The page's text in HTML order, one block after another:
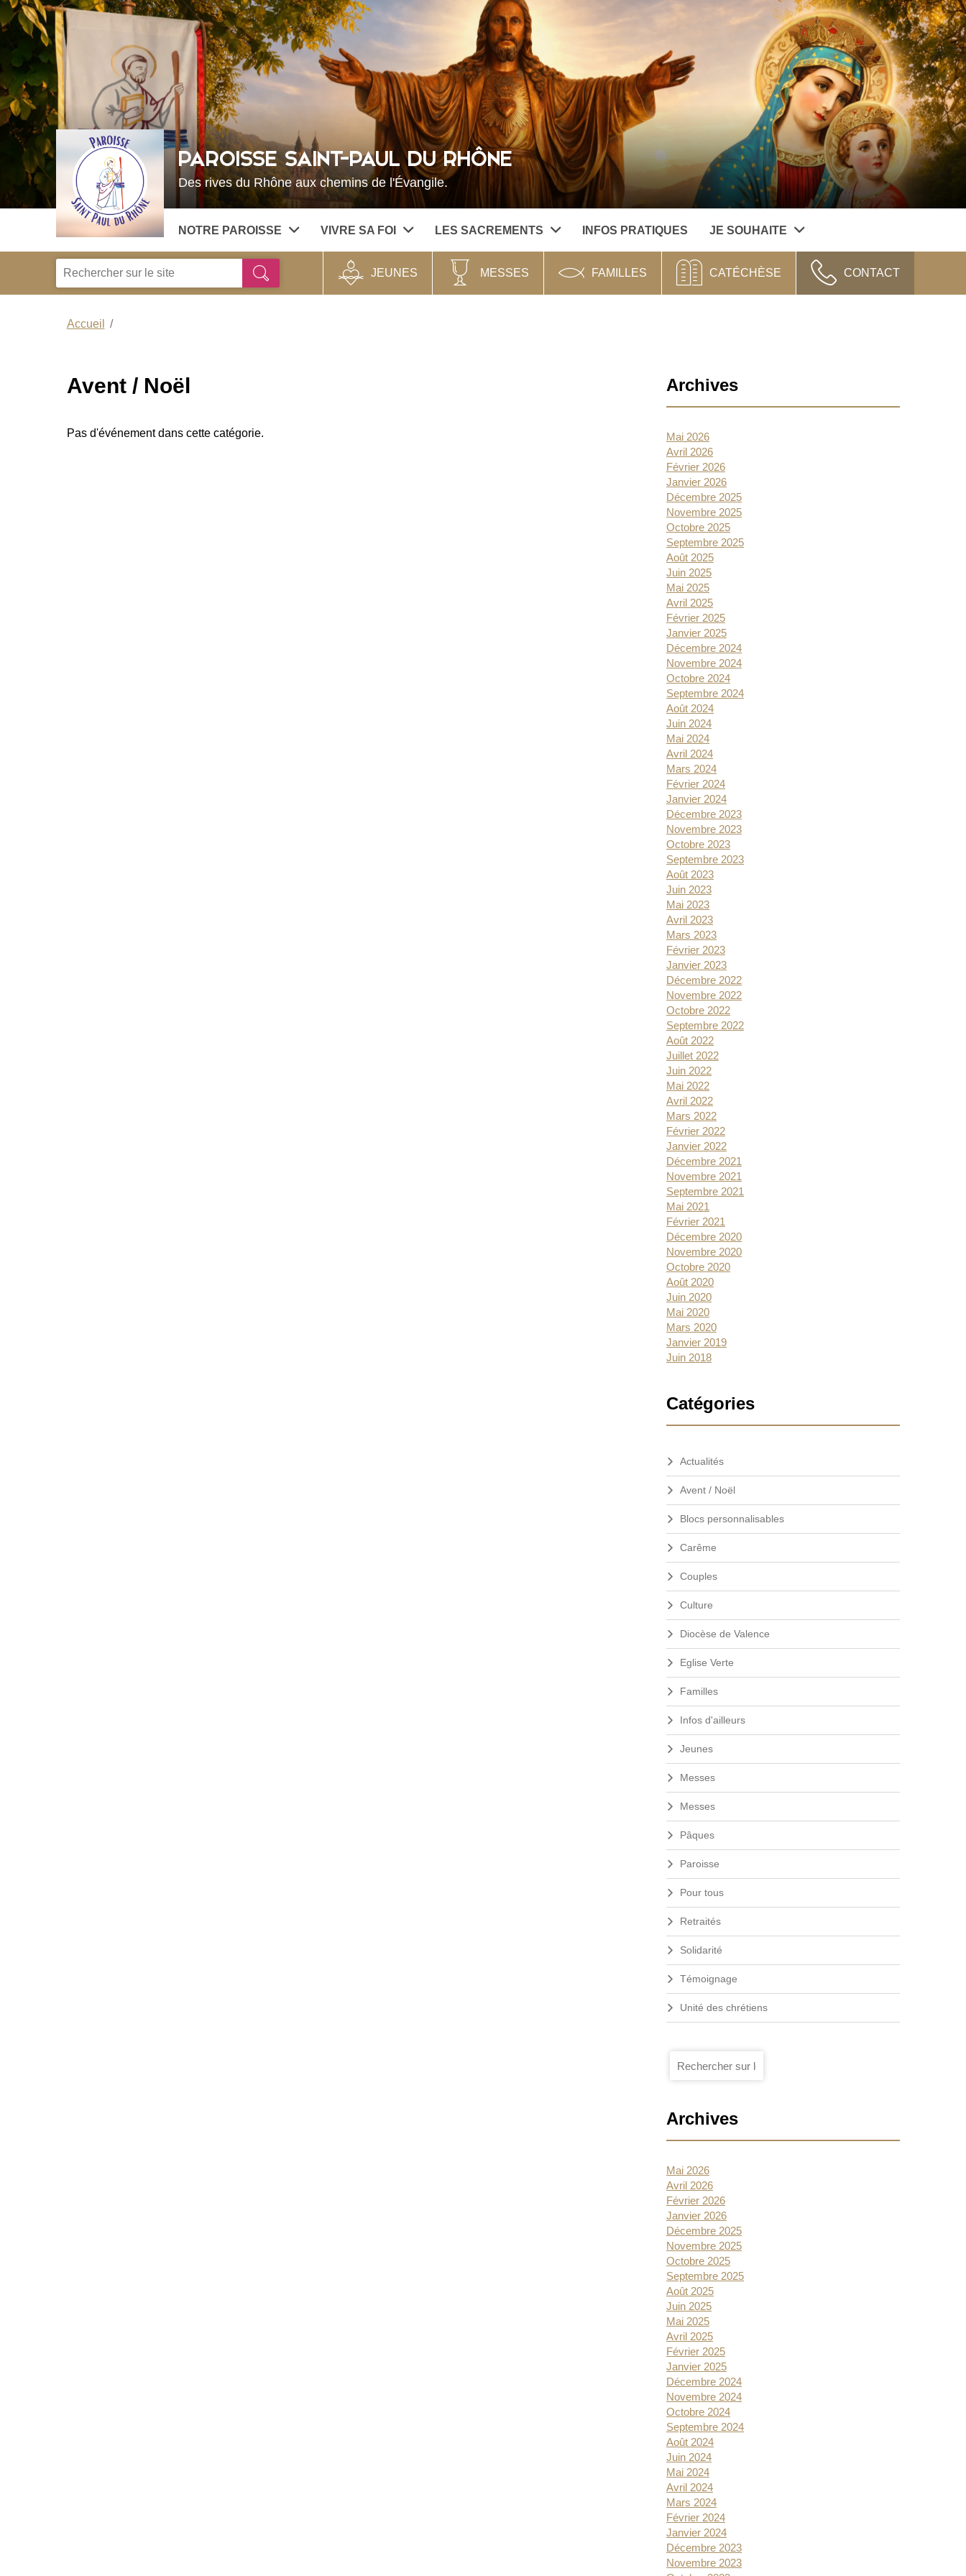
PAROISSE SAINT-PAUL DU RHÔNE
Des rives du Rhône aux chemins de l'Évangile.
NOTRE PAROISSE VIVRE SA FOI LES SACREMENTS INFOS PRATIQUES JE SOUHAITE
recherche
Ok JEUNES MESSES FAMILLES CATÉCHÈSE CONTACT
Accueil
Avent / Noël
Pas d'événement dans cette catégorie.
Barre
latérale
Archives
Mai 2026
Avril 2026
Février 2026
Janvier 2026
Décembre 2025
Novembre 2025
Octobre 2025
Septembre 2025
Août 2025
Juin 2025
Mai 2025
Avril 2025
Février 2025
Janvier 2025
Décembre 2024
Novembre 2024
Octobre 2024
Septembre 2024
Août 2024
Juin 2024
Mai 2024
Avril 2024
Mars 2024
Février 2024
Janvier 2024
Décembre 2023
Novembre 2023
Octobre 2023
Septembre 2023
Août 2023
Juin 2023
Mai 2023
Avril 2023
Mars 2023
Février 2023
Janvier 2023
Décembre 2022
Novembre 2022
Octobre 2022
Septembre 2022
Août 2022
Juillet 2022
Juin 2022
Mai 2022
Avril 2022
Mars 2022
Février 2022
Janvier 2022
Décembre 2021
Novembre 2021
Septembre 2021
Mai 2021
Février 2021
Décembre 2020
Novembre 2020
Octobre 2020
Août 2020
Juin 2020
Mai 2020
Mars 2020
Janvier 2019
Juin 2018
Catégories
Actualités
Avent / Noël
Blocs personnalisables
Carême
Couples
Culture
Diocèse de Valence
Eglise Verte
Familles
Infos d'ailleurs
Jeunes
Messes
Messes
Pâques
Paroisse
Pour tous
Retraités
Solidarité
Témoignage
Unité des chrétiens
recherche
Archives
Mai 2026
Avril 2026
Février 2026
Janvier 2026
Décembre 2025
Novembre 2025
Octobre 2025
Septembre 2025
Août 2025
Juin 2025
Mai 2025
Avril 2025
Février 2025
Janvier 2025
Décembre 2024
Novembre 2024
Octobre 2024
Septembre 2024
Août 2024
Juin 2024
Mai 2024
Avril 2024
Mars 2024
Février 2024
Janvier 2024
Décembre 2023
Novembre 2023
Choisissez votre menu :)